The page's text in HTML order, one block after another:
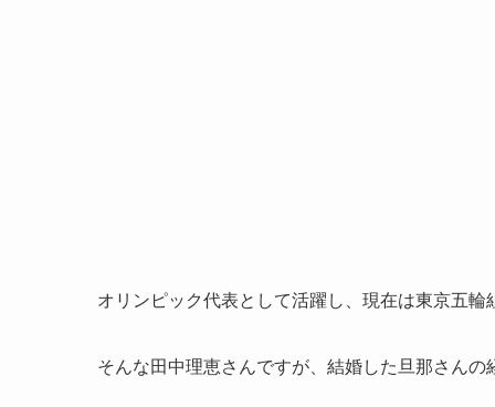
オリンピック代表として活躍し、現在は東京五
そんな田中理恵さんですが、結婚した旦那さん